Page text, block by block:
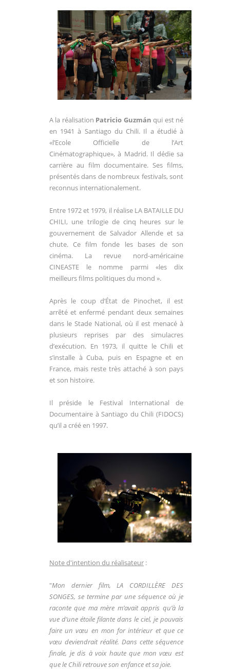
A la réalisation Patricio Guzmán qui est né
en 1941 à Santiago du Chili. Il a étudié à
«l’Ecole Officielle de l’Art
Cinématographique», à Madrid. Il dédie sa
carrière au film documentaire. Ses films,
présentés dans de nombreux festivals, sont
reconnus internationalement.
Entre 1972 et 1979, il réalise LA BATAILLE DU
CHILI, une trilogie de cinq heures sur le
gouvernement de Salvador Allende et sa
chute. Ce film fonde les bases de son
cinéma. La revue nord-américaine
CINEASTE le nomme parmi «les dix
meilleurs films politiquesdu mond ».
Après le coup d’État de Pinochet, il est
arrêté et enfermé pendant deux semaines
dans le Stade National, où il est menacé à
plusieurs reprises par des simulacres
d’exécution. En 1973, il quitte le Chili et
s’installe à Cuba, puis en Espagne et en
France, mais reste très attaché à son pays
et son histoire.
Il préside le Festival International de
Documentaire à Santiago du Chili (FIDOCS)
qu’il a créé en 1997.
Note d'intention du réalisateur :
"Mon dernier film, LA CORDILLÈRE DES
SONGES, se termine par une séquence où je
raconte que ma mère m’avait appris qu’à la
vue d’une étoile filante dans le ciel, je pouvais
faire un vœu en mon for intérieur et que ce
vœu deviendrait réalité. Dans cette séquence
finale, jedis à voix haute que mon vœu est
que le Chili retrouveson enfance et sa joie.